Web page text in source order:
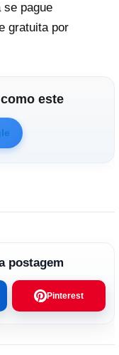
se pague
gratuita por
este
postagem
Pinterest